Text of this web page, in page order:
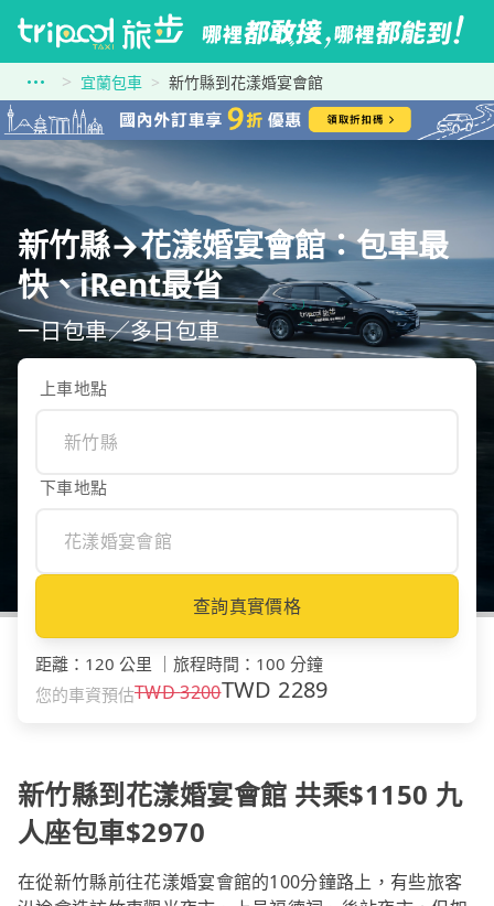
宜蘭包車 新竹縣到花漾婚宴會館
新竹縣→花漾婚宴會館：包車最
快、iRent最省
一日包車／多日包車
上車地點
下車地點
查詢真實價格
距離 ： 120 公里 旅程時間 ： 100 分鐘
您的車資預估TWD3200TWD 2289
新竹縣到花漾婚宴會館 共乘$1150 九
人座包車$2970
在從新竹縣前往花漾婚宴會館的100分鐘路上，有些旅客